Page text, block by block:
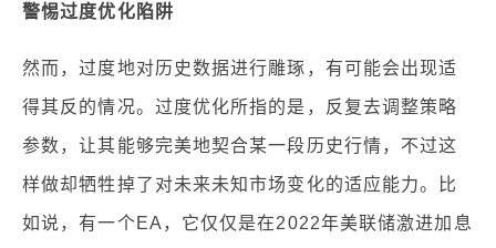
警惕过度优化陷阱
然而，过度地对历史数据进行雕琢，有可能会出现适
得其反的情况。过度优化所指的是，反复去调整策略
参数，让其能够完美地契合某一段历史行情，不过这
样做却牺牲掉了对未来未知市场变化的适应能力。比
如说，有一个EA，它仅仅是在2022年美联储激进加息